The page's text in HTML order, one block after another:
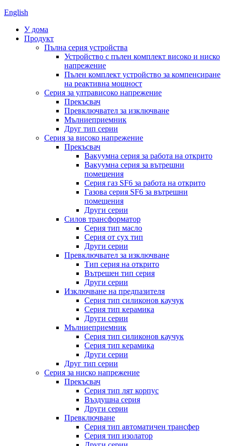
English
У дома
Продукт
Пълна серия устройства
Устройство с пълен комплект високо и ниско
напрежение
Пълен комплект устройство за компенсиране
на реактивна мощност
Серия за ултрависоко напрежение
Прекъсвач
Превключвател за изключване
Мълниеприемник
Друг тип серии
Серия за високо напрежение
Прекъсвач
Вакуумна серия за работа на открито
Вакуумна серия за вътрешни
помещения
Серия газ SF6 за работа на открито
Газова серия SF6 за вътрешни
помещения
Други серии
Силов трансформатор
Серия тип масло
Серия от сух тип
Други серии
Превключвател за изключване
Тип серия на открито
Вътрешен тип серия
Други серии
Изключване на предпазителя
Серия тип силиконов каучук
Серия тип керамика
Други серии
Мълниеприемник
Серия тип силиконов каучук
Серия тип керамика
Други серии
Друг тип серии
Серия за ниско напрежение
Прекъсвач
Серия тип лят корпус
Въздушна серия
Други серии
Превключване
Серия тип автоматичен трансфер
Серия тип изолатор